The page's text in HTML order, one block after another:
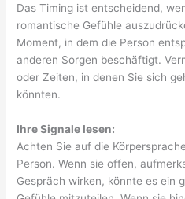
Das Timing ist entscheidend,
romantische Gefühle
Moment, in dem die Person
anderen Sorgen beschäftigt.
oder Zeiten, in denen Sie sich
könnten.
Ihre Signale lesen:
Achten Sie auf die
Person. Wenn sie offen,
Gespräch wirken, könnte es ein